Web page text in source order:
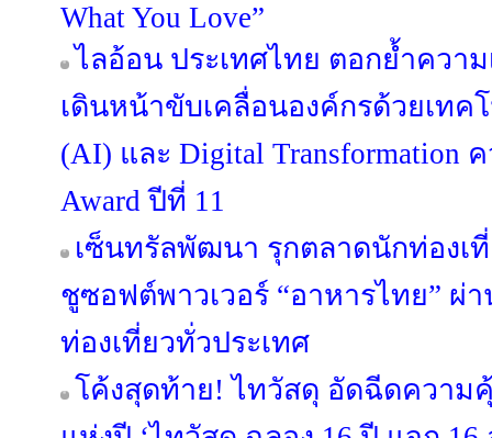
What You Love”
ไลอ้อน ประเทศไทย ตอกย้ำควา
เดินหน้าขับเคลื่อนองค์กรด้วยเท
(AI) และ Digital Transformation ค
Award ปีที่ 11
เซ็นทรัลพัฒนา รุกตลาดนักท่องเ
ชูซอฟต์พาวเวอร์ “อาหารไทย” ผ่า
ท่องเที่ยวทั่วประเทศ
โค้งสุดท้าย! ไทวัสดุ อัดฉีดควา